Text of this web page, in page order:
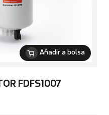
Añadir a bolsa
FDFS1007